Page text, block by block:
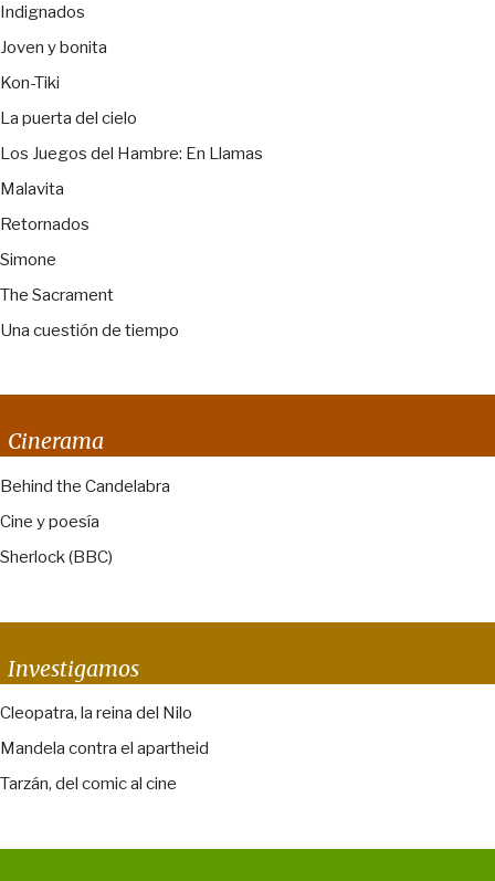
Indignados
Joven y bonita
Kon-Tiki
La puerta del cielo
Los Juegos del Hambre: En Llamas
Malavita
Retornados
Simone
The Sacrament
Una cuestión de tiempo
Cinerama
Behind the Candelabra
Cine y poesía
Sherlock (BBC)
Investigamos
Cleopatra, la reina del Nilo
Mandela contra el apartheid
Tarzán, del comic al cine